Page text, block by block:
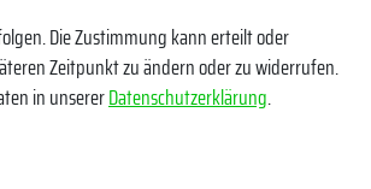
Die Zustimmung kann erteilt oder
Zeitpunkt zu ändern oder zu widerrufen.
in unsererDaten­schutz­erklärung.